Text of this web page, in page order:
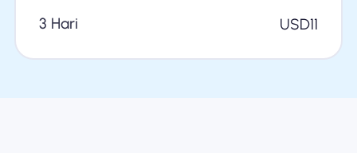
3 Hari
USD11